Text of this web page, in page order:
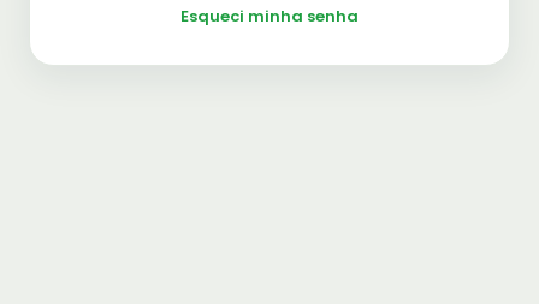
Esqueci minha senha